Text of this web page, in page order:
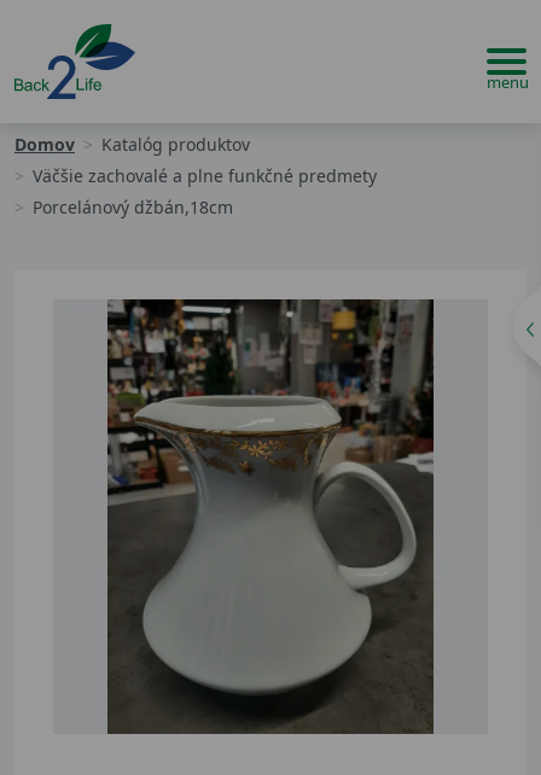
Domov
Katalóg produktov
Väčšie zachovalé a plne funkčné predmety
Porcelánový džbán,18cm